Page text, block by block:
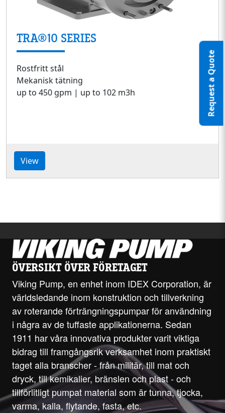
Request a Quote
TRA®10 SERIES
Rostfritt stål
Mekanisk tätning
up to 450 gpm | up to 102 m3h
View
ÖVERSIKT ÖVER FÖRETAGET
Viking Pump, en enhet inom IDEX Corporation, är
världsledande inom konstruktion och tillverkning
av roterande förträngningspumpar för användning
i några av de tuffaste applikationerna. Sedan
1911 har våra innovativa produkter varit viktiga
bidrag till framgångsrik verksamhet inom praktiskt
taget alla branscher - från militär, till mat och
dryck, till kemikalier, bränslen och plast - och
tillförlitligt pumpat material som är tunna, tjocka,
varma, kalla, flytande, fasta, etc.